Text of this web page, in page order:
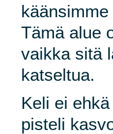
Tämä alue
vaikka sitä
katseltua.
Keli ei
pisteli